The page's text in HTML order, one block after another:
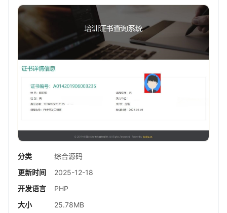
分类
综合源码
更新时间
2025-12-18
开发语言
PHP
大小
25.78MB